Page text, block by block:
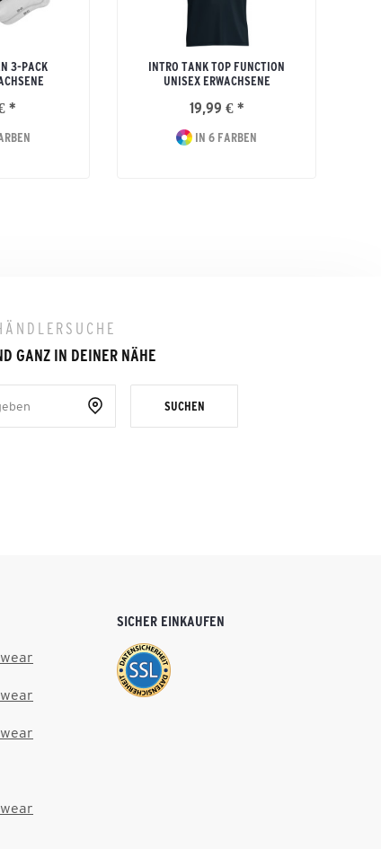
3-PACK
*
INTRO TANK TOP FUNCTION
UNISEX ERWACHSENE
19,99 € *
IN 6 FARBEN
GANZ IN DEINER NÄHE
SUCHEN
SICHER EINKAUFEN